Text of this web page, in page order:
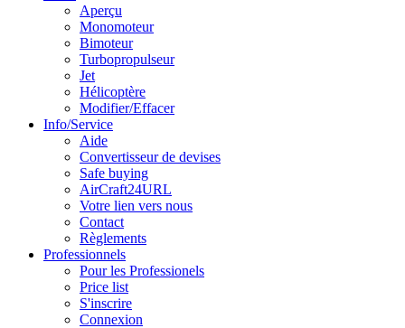
Aperçu
Monomoteur
Bimoteur
Turbopropulseur
Jet
Hélicoptère
Modifier/Effacer
Info/Service
Aide
Convertisseur de devises
Safe buying
AirCraft24URL
Votre lien vers nous
Contact
Règlements
Professionnels
Pour les Professionels
Price list
S'inscrire
Connexion